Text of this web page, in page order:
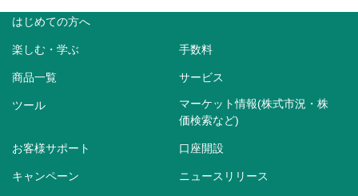
はじめての方へ
楽しむ・学ぶ 手数料
商品一覧 サービス
ツール
マーケット情報(株式市況・株
価検索など)
お客様サポート 口座開設
キャンペーン ニュースリリース